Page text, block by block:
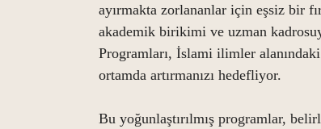
ayırmakta zorlananlar için eşsiz bir
akademik birikimi ve uzman
Programları, İslami ilimler
ortamda artırmanızı hedefliyor.
Bu yoğunlaştırılmış programlar,